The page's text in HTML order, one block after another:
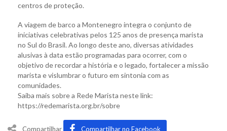
centros de proteção.
A viagem de barco a Montenegro integra o conjunto de
iniciativas celebrativas pelos 125 anos de presença marista
no Sul do Brasil. Ao longo deste ano, diversas atividades
alusivas à data estão programadas para ocorrer, com o
objetivo de recordar a história e o legado, fortalecer a missão
marista e vislumbrar o futuro em sintonia com as
comunidades.
Saiba mais sobre a Rede Marista neste link:
https://redemarista.org.br/sobre
Compartilhar Compartilhar no Facebook